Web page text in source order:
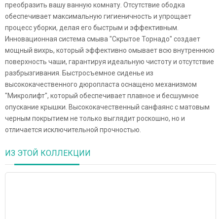
преобразить вашу ванную комнату. Отсутствие ободка
обеспечивает максимальную гигиеничность и упрощает
процесс уборки, делая его быстрым и эффективным.
Инновационная система смыва "Скрытое Торнадо" создает
мощный вихрь, который эффективно омывает всю внутреннюю
поверхность чаши, гарантируя идеальную чистоту и отсутствие
разбрызгивания. Быстросъемное сиденье из
высококачественного дюропласта оснащено механизмом
"Микролифт", который обеспечивает плавное и бесшумное
опускание крышки. Высококачественный санфаянс с матовым
черным покрытием не только выглядит роскошно, но и
отличается исключительной прочностью.
ИЗ ЭТОЙ КОЛЛЕКЦИИ